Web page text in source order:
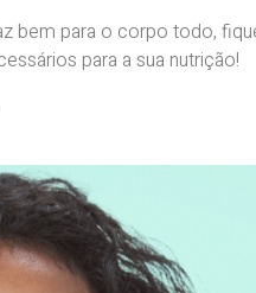
bem para o corpo todo,
para a sua nutrição!